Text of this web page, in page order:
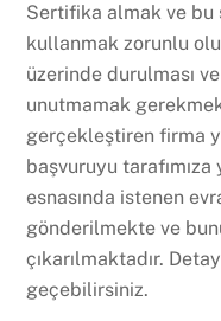
Sertifika almak ve bu
kullanmak zorunlu
üzerinde durulması
unutmamak
gerçekleştiren firma
başvuruyu tarafımıza
esnasında istenen
gönderilmekte ve
çıkarılmaktadır.
geçebilirsiniz.